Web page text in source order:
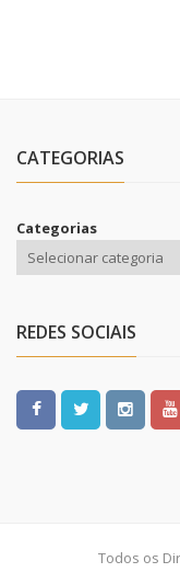
CATEGORIAS
Categorias
REDES SOCIAIS
Todos os